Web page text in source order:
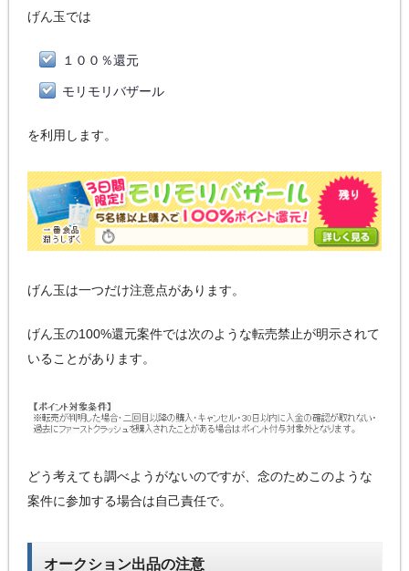
げん玉では
１００％還元
モリモリバザール
を利用します。
げん玉は一つだけ注意点があります。
げん玉の100%還元案件では次のような転売禁止が明示されて
いることがあります。
どう考えても調べようがないのですが、念のためこのような
案件に参加する場合は自己責任で。
オークション出品の注意